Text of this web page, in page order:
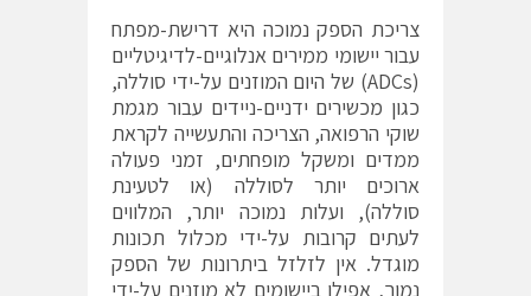
צריכת הספק נמוכה היא דרישת-מפתח
עבור יישומי ממירים אנלוגיים-לדיגיטליים
(ADCs) של היום המוזנים על-ידי סוללה,
כגון מכשירים ידניים-ניידים עבור מגמת
שוקי הרפואה, הצריכה והתעשייה לקראת
ממדים ומשקל מופחתים, זמני פעולה
ארוכים יותר לסוללה (או לטעינת
סוללה), ועלות נמוכה יותר, המלווים
לעתים קרובות על-ידי מכלול תכונות
מוגדל. אין לזלזל ביתרונות של הספק
נמוך, אפילו ביישומים לא מוזנים על-ידי